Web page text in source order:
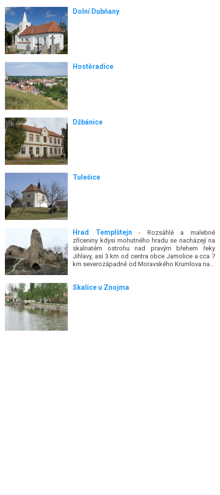
Dolní Dubňany
Hostěradice
Džbánice
Tulešice
Hrad Templštejn - Rozsáhlé a malebné
zříceniny kdysi mohutného hradu se nacházejí na
skalnatém ostrohu nad pravým břehem řeky
Jihlavy, asi 3 km od centra obce Jamolice a cca 7
km severozápadně od Moravského Krumlova na...
Skalice u Znojma